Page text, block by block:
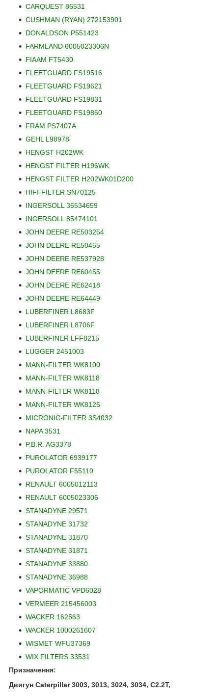
CARQUEST 86531
CUSHMAN (RYAN) 272153901
DONALDSON P551423
FARMLAND 6005023306N
FIAAM FT5430
FLEETGUARD FS19516
FLEETGUARD FS19621
FLEETGUARD FS19831
FLEETGUARD FS19860
FRAM PS7407A
GEHL L98978
HENGST H202WK
HENGST FILTER H196WK
HENGST FILTER H202WK01D200
HIFI-FILTER SN70125
INGERSOLL 36534659
INGERSOLL 85474101
JOHN DEERE RE503254
JOHN DEERE RE50455
JOHN DEERE RE537928
JOHN DEERE RE60455
JOHN DEERE RE62418
JOHN DEERE RE64449
LUBERFINER L8683F
LUBERFINER L8706F
LUBERFINER LFF8215
LUGGER 2451003
MANN-FILTER WK8100
MANN-FILTER WK8118
MANN-FILTER WK8118
MANN-FILTER WK8126
MICRONIC-FILTER 3S4032
NAPA 3531
P.B.R. AG3378
PUROLATOR 6939177
PUROLATOR F55110
RENAULT 6005012113
RENAULT 6005023306
STANADYNE 29571
STANADYNE 31732
STANADYNE 31870
STANADYNE 31871
STANADYNE 33880
STANADYNE 36988
VAPORMATIC VPD6028
VERMEER 215456003
WACKER 162563
WACKER 1000261607
WISMET WFU37369
WIX FILTERS 33531
Призначення:
Двигун Caterpillar 3003, 3013, 3024, 3034, C2.2T,